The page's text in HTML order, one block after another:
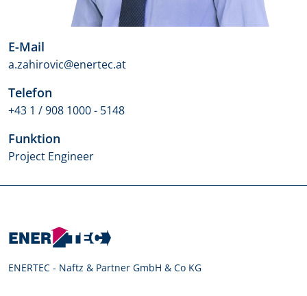
E-Mail
a.zahirovic@enertec.at
Telefon
+43 1 / 908 1000 - 5148
Funktion
Project Engineer
ENERTEC - Naftz & Partner GmbH & Co KG